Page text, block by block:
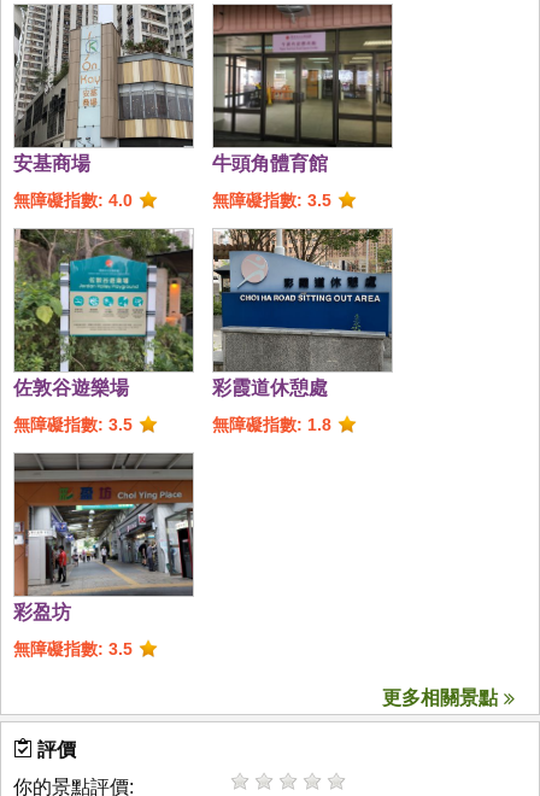
安基商場
無障礙指數: 4.0
牛頭角體育館
無障礙指數: 3.5
佐敦谷遊樂場
無障礙指數: 3.5
彩霞道休憩處
無障礙指數: 1.8
彩盈坊
無障礙指數: 3.5
更多相關景點
評價
你的景點評價: